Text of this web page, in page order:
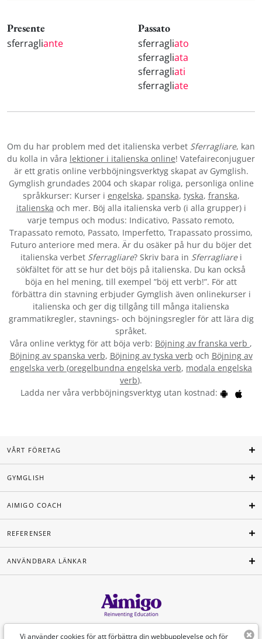
Presente
sferragliante
Passato
sferragliato
sferragliata
sferragliati
sferragliate
Om du har problem med det italienska verbet Sferragliare, kan
du kolla in våra lektioner i italienska online! Vatefaireconjuguer
är ett gratis online verbböjningsverktyg skapat av Gymglish.
Gymglish grundades 2004 och skapar roliga, personliga online
språkkurser: Kurser i engelska, spanska, tyska, franska,
italienska och mer. Böj alla italienska verb (i alla grupper) i
varje tempus och modus: Indicativo, Passato remoto,
Trapassato remoto, Passato, Imperfetto, Trapassato prossimo,
Futuro anteriore med mera. Är du osäker på hur du böjer det
italienska verbet Sferragliare? Skriv bara in Sferragliarei
sökfältet för att se hur det böjs på italienska. Du kan också
böja en hel mening, till exempel ”böj ett verb!”. För att
förbättra din stavning erbjuder Gymglish även onlinekurser i
italienska och ger dig tillgång till många italienska
grammatikregler, stavnings- och böjningsregler för att lära dig
språket.
Våra online verktyg för att böja verb: Böjning av franska verb ,
Böjning av spanska verb, Böjning av tyska verb och Böjning av
engelska verb (oregelbundna engelska verb, modala engelska
verb).
Ladda ner våra verbböjningsverktyg utan kostnad:
Vi använder cookies för att förbättra din webbupplevelse och för
VÅRT FÖRETAG
GYMGLISH
AIMIGO COACH
REFERENSER
ANVÄNDBARA LÄNKAR
Svenska